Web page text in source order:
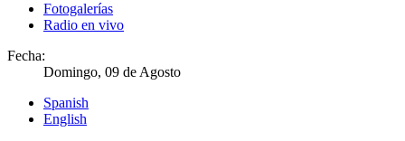
Fotogalerías
Radio en vivo
Fecha:
Domingo, 09 de Agosto
Spanish
English